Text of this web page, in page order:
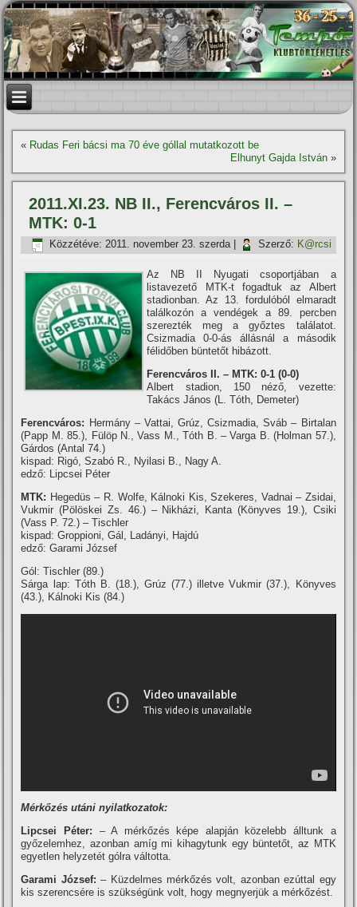
« Rudas Feri bácsi ma 70 éve góllal mutatkozott be
Elhunyt Gajda István»
2011.XI.23. NB II., Ferencváros II. –
MTK: 0-1
Közzétéve: 2011. november 23. szerda| Szerző: K@rcsi
Az NB II Nyugati csoportjában a
listavezető MTK-t fogadtuk az Albert
stadionban. Az 13. fordulóból elmaradt
találkozón a vendégek a 89. percben
szerezték meg a győztes találatot.
Csizmadia 0-0-ás állásnál a második
félidőben büntetőt hibázott.
Ferencváros II. – MTK: 0-1 (0-0)
Albert stadion, 150 néző, vezette:
Takács János (L. Tóth, Demeter)
Ferencváros: Hermány – Vattai, Grúz, Csizmadia, Sváb – Birtalan
(Papp M. 85.), Fülöp N., Vass M., Tóth B. – Varga B. (Holman 57.),
Gárdos (Antal 74.)
kispad: Rigó, Szabó R., Nyilasi B., Nagy A.
edző: Lipcsei Péter
MTK: Hegedüs – R. Wolfe, Kálnoki Kis, Szekeres, Vadnai – Zsidai,
Vukmir (Pölöskei Zs. 46.) – Nikházi, Kanta (Könyves 19.), Csiki
(Vass P. 72.) – Tischler
kispad: Groppioni, Gál, Ladányi, Hajdú
edző: Garami József
Gól: Tischler (89.)
Sárga lap: Tóth B. (18.), Grúz (77.) illetve Vukmir (37.), Könyves
(43.), Kálnoki Kis (84.)
Mérkőzés utáni nyilatkozatok:
Lipcsei Péter: – A mérkőzés képe alapján közelebb álltunk a
győzelemhez, azonban amí­g mi kihagytunk egy büntetőt, az MTK
egyetlen helyzetét gólra váltotta.
Garami József: – Küzdelmes mérkőzés volt, azonban ezúttal egy
kis szerencsére is szükségünk volt, hogy megnyerjük a mérkőzést.